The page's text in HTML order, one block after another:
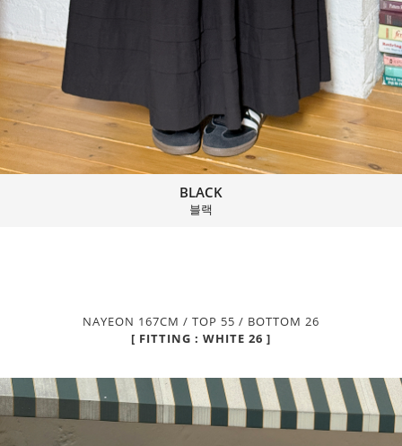
BLACK
블랙
NAYEON 167CM / TOP 55 / BOTTOM 26
[ FITTING : WHITE 26 ]